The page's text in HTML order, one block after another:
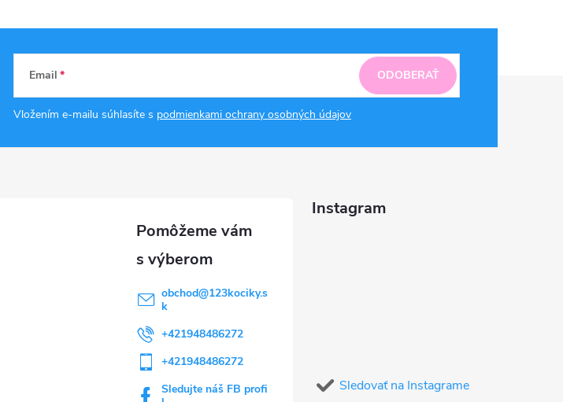
Email
Vložením e-mailu súhlasíte s podmienkami ochrany osobných údajov
ODOBERAŤ
obchod@123kociky.s
k
+421948486272
+421948486272
Sledujte náš FB profi
Instagram
Sledovať na Instagrame